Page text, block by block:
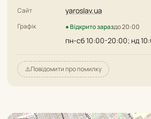
Сайт yaroslav.ua
Графік ● Відкрито зараздо 20:00
пн-сб 10:00-20:00; нд
⚠️Повідомити про помилку